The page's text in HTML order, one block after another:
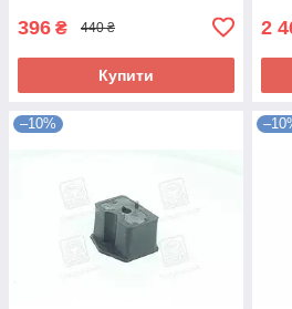
396 ₴ 440 ₴
Купити
2
–10%